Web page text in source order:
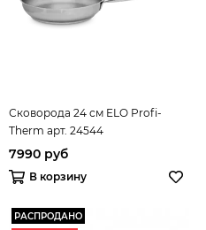
Сковорода 24 см ELO Profi-
Therm арт. 24544
7990 руб
В корзину
РАСПРОДАНО